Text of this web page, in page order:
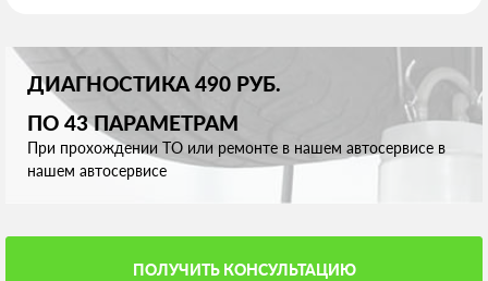
ДИАГНОСТИКА 490 РУБ.
ПО 43 ПАРАМЕТРАМ
При прохождении ТО или ремонте в нашем автосервисе в
нашем автосервисе
ПОЛУЧИТЬ КОНСУЛЬТАЦИЮ